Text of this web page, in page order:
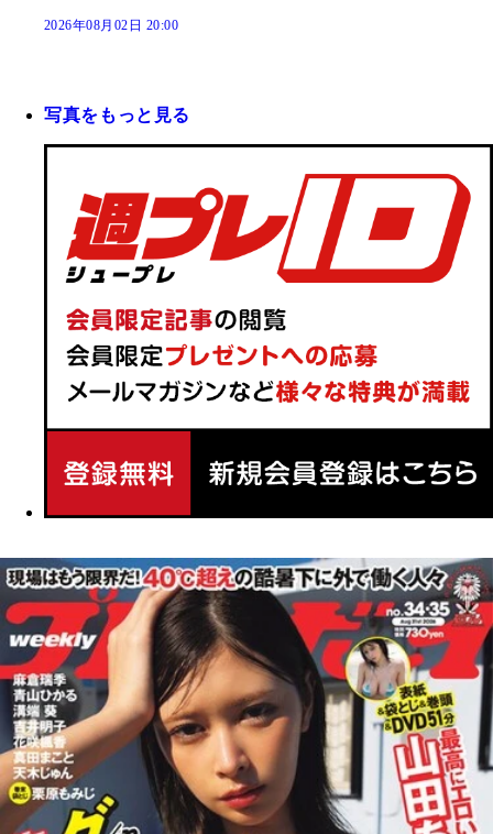
2026年08月02日 20:00
写真をもっと見る